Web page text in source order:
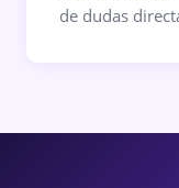
de dudas